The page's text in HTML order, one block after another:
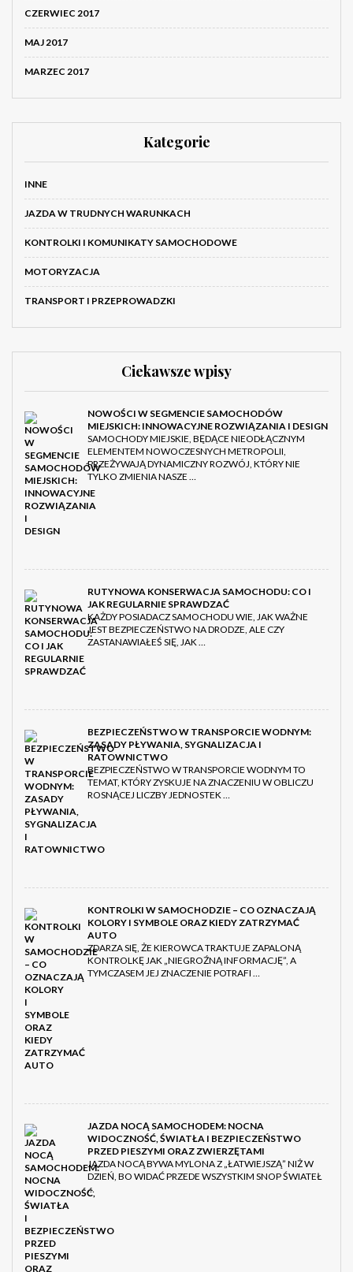
CZERWIEC 2017
MAJ 2017
MARZEC 2017
Kategorie
INNE
JAZDA W TRUDNYCH WARUNKACH
KONTROLKI I KOMUNIKATY SAMOCHODOWE
MOTORYZACJA
TRANSPORT I PRZEPROWADZKI
Ciekawsze wpisy
NOWOŚCI W SEGMENCIE SAMOCHODÓW
MIEJSKICH: INNOWACYJNE ROZWIĄZANIA I DESIGN
SAMOCHODY MIEJSKIE, BĘDĄCE NIEODŁĄCZNYM
ELEMENTEM NOWOCZESNYCH METROPOLII,
PRZEŻYWAJĄ DYNAMICZNY ROZWÓJ, KTÓRY NIE
TYLKO ZMIENIA NASZE …
RUTYNOWA KONSERWACJA SAMOCHODU: CO I
JAK REGULARNIE SPRAWDZAĆ
KAŻDY POSIADACZ SAMOCHODU WIE, JAK WAŻNE
JEST BEZPIECZEŃSTWO NA DRODZE, ALE CZY
ZASTANAWIAŁEŚ SIĘ, JAK …
BEZPIECZEŃSTWO W TRANSPORCIE WODNYM:
ZASADY PŁYWANIA, SYGNALIZACJA I
RATOWNICTWO
BEZPIECZEŃSTWO W TRANSPORCIE WODNYM TO
TEMAT, KTÓRY ZYSKUJE NA ZNACZENIU W OBLICZU
ROSNĄCEJ LICZBY JEDNOSTEK …
KONTROLKI W SAMOCHODZIE – CO OZNACZAJĄ
KOLORY I SYMBOLE ORAZ KIEDY ZATRZYMAĆ
AUTO
ZDARZA SIĘ, ŻE KIEROWCA TRAKTUJE ZAPALONĄ
KONTROLKĘ JAK „NIEGROŹNĄ INFORMACJĘ”, A
TYMCZASEM JEJ ZNACZENIE POTRAFI …
JAZDA NOCĄ SAMOCHODEM: NOCNA
WIDOCZNOŚĆ, ŚWIATŁA I BEZPIECZEŃSTWO
PRZED PIESZYMI ORAZ ZWIERZĘTAMI
JAZDA NOCĄ BYWA MYLONA Z „ŁATWIEJSZĄ” NIŻ W
DZIEŃ, BO WIDAĆ PRZEDE WSZYSTKIM SNOP ŚWIATEŁ
…